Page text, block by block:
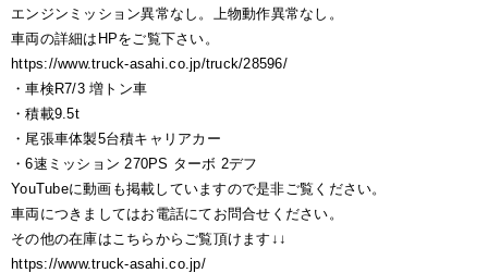
エンジンミッション異常なし。上物動作異常なし。
車両の詳細はHPをご覧下さい。
https://www.truck-asahi.co.jp/truck/28596/
・車検R7/3 増トン車
・積載9.5t
・尾張車体製5台積キャリアカー
・6速ミッション 270PS ターボ 2デフ
YouTubeに動画も掲載していますので是非ご覧ください。
車両につきましてはお電話にてお問合せください。
その他の在庫はこちらからご覧頂けます↓↓
https://www.truck-asahi.co.jp/